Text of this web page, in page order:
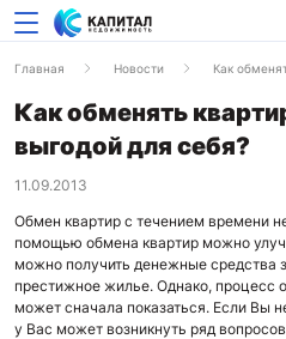
Главная Новости Как
Как обменять
выгодой для себя?
11.09.2013
Обмен квартир с течением времени
помощью обмена квартир можно
можно получить денежные средства
престижное жилье. Однако, процесс
может сначала показаться. Если Вы
у Вас может возникнуть ряд